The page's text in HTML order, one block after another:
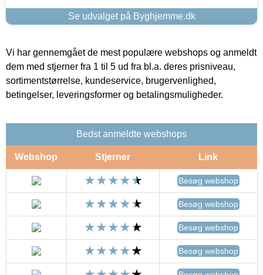
Se udvalget på Byghjemme.dk
Vi har gennemgået de mest populære webshops og anmeldt
dem med stjerner fra 1 til 5 ud fra bl.a. deres prisniveau,
sortimentstørrelse, kundeservice, brugervenlighed,
betingelser, leveringsformer og betalingsmuligheder.
Bedst anmeldte webshops
Webshop Stjerner Link
Besøg webshop
Besøg webshop
Besøg webshop
Besøg webshop